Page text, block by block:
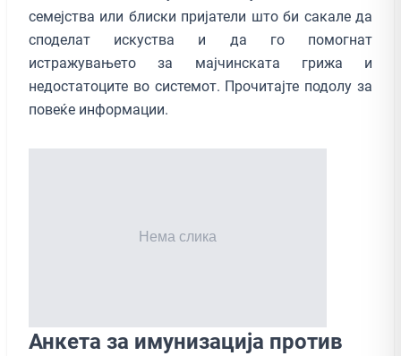
семејства или блиски пријатели што би сакале да
споделат искуства и да го помогнат
истражувањето за мајчинската грижа и
недостатоците во системот. Прочитајте подолу за
повеќе информации.
Анкета за имунизација против